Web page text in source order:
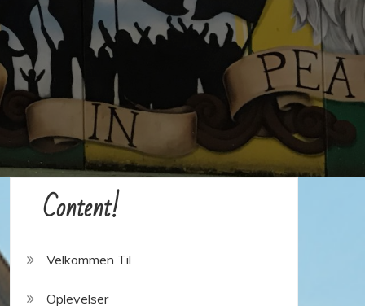
Content!
Velkommen Til
Oplevelser